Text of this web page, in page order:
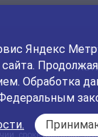
На
Яндекс
Обработка